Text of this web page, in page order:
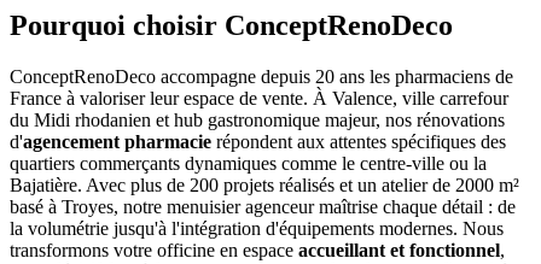
Pourquoi choisir ConceptRenoDeco
ConceptRenoDeco accompagne depuis 20 ans les pharmaciens de
France à valoriser leur espace de vente. À Valence, ville carrefour
du Midi rhodanien et hub gastronomique majeur, nos rénovations
d'agencement pharmacie répondent aux attentes spécifiques des
quartiers commerçants dynamiques comme le centre-ville ou la
Bajatière. Avec plus de 200 projets réalisés et un atelier de 2000 m²
basé à Troyes, notre menuisier agenceur maîtrise chaque détail : de
la volumétrie jusqu'à l'intégration d'équipements modernes. Nous
transformons votre officine en espace accueillant et fonctionnel,